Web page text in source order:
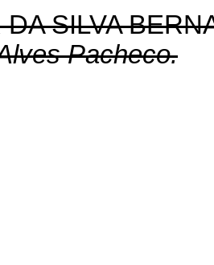
SILVA
Pacheco.